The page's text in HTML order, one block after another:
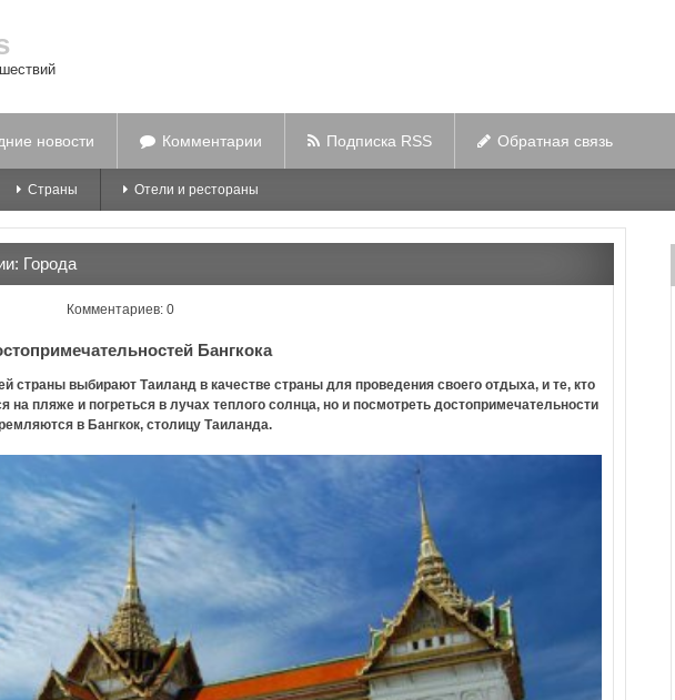
новости Комментарии Подписка RSS Обратная связь
Страны Отели и рестораны
Города
Комментариев: 0
Бангкока
страны выбирают Таиланд в качестве страны для проведения своего отдыха, и те, кто
на пляже и погреться в лучах теплого солнца, но и посмотреть достопримечательности
в Бангкок, столицу Таиланда.